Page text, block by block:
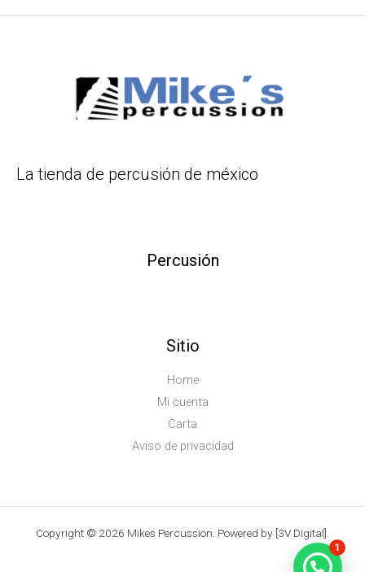
La tienda de percusión de méxico
Percusión
Sitio
Home
Mi cuenta
Carta
Aviso de privacidad
Copyright © 2026 Mikes Percussion. Powered by [3V Digital].
1